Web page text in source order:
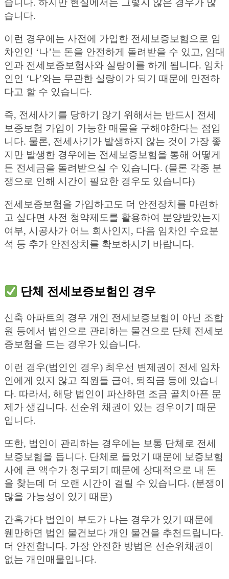
습니다. 하지만 현실에서는 그렇지 않은 경우가 많
습니다.
이런 경우에는 사전에 가입한 전세보증보험으로 임
차인인 ‘나’는 돈을 안전하게 돌려받을 수 있고, 임대
인과 전세보증보험사와 실랑이를 하게 됩니다. 임차
인인 ‘나’와는 무관한 실랑이가 되기 때문에 안전하
다고 할 수 있습니다.
즉, 전세사기를 당하기 않기 위해서는 반드시 전세
보증보험 가입이 가능한 매물을 구해야한다는 점입
니다. 물론, 전세사기가 발생하지 않는 것이 가장 좋
지만 발생한 경우에는 전세보증보험을 통해 어떻게
든 전세금을 돌려받으실 수 있습니다. (물론 각종 분
쟁으로 인해 시간이 필요한 경우도 있습니다)
전세보증보험을 가입하고도 더 안전장치를 마련하
고 싶다면 사전 청약제도를 활용하여 분양받았는지
여부, 시공사가 어느 회사인지, 다음 임차인 수요분
석 등 추가 안전장치를 확보하시기 바랍니다.
단체 전세보증보험인 경우
신축 아파트의 경우 개인 전세보증보험이 아닌 조합
원 등에서 법인으로 관리하는 물건으로 단체 전세보
증보험을 드는 경우가 있습니다.
이런 경우(법인인 경우) 최우선 변제권이 전세 임차
인에게 있지 않고 직원들 급여, 퇴직금 등에 있습니
다. 따라서, 해당 법인이 파산하면 조금 골치아픈 문
제가 생깁니다. 선순위 채권이 있는 경우이기 때문
입니다.
또한, 법인이 관리하는 경우에는 보통 단체로 전세
보증보험을 듭니다. 단체로 들었기 때문에 보증보험
사에 큰 액수가 청구되기 때문에 상대적으로 내 돈
을 찾는데 더 오랜 시간이 걸릴 수 있습니다. (분쟁이
많을 가능성이 있기 때문)
간혹가다 법인이 부도가 나는 경우가 있기 때문에
웬만하면 법인 물건보다 개인 물건을 추천드립니다.
더 안전합니다. 가장 안전한 방법은 선순위채권이
없는 개인매물입니다.